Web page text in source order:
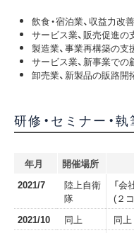
飲食・宿泊業、収益力改
サービス業、販売促進
製造業、事業再構築の
サービス業、新事業で
卸売業、新製品の販路
研修・セミナー・
年月 開催場所
2021/7
陸上自衛
隊
「会
(２
2021/10
同上
同上